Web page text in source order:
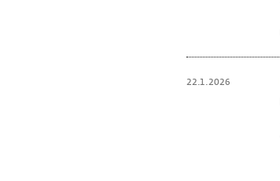
22.1.2026